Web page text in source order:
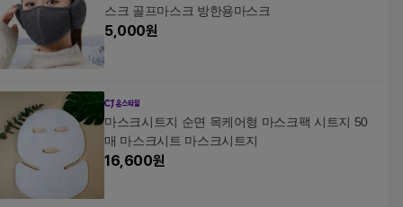
스크 골프마스크 방한용마스크
5,000원
마스크시트지 순면 목케어형 마스크팩 시트지 50
매 마스크시트 마스크시트지
16,600원